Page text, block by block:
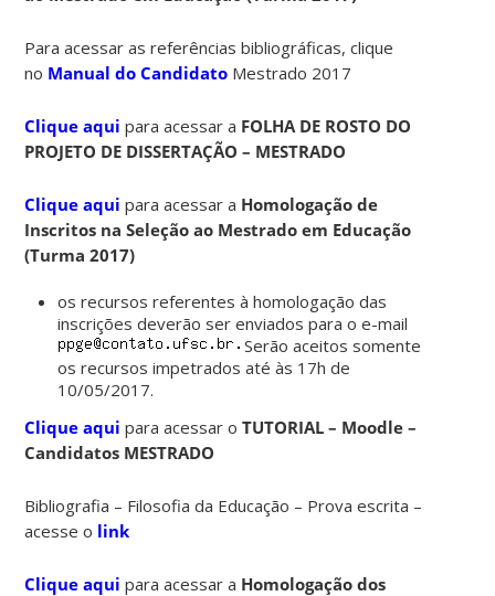
Para acessar as referências bibliográficas, clique
no Manual do Candidato Mestrado 2017
Clique aqui para acessar a FOLHA DE ROSTO DO
PROJETO DE DISSERTAÇÃO – MESTRADO
Clique aqui para acessar a Homologação de
Inscritos na Seleção ao Mestrado em Educação
(Turma 2017)
os recursos referentes à homologação das
inscrições deverão ser enviados para o e-mail
Serão aceitos somente
os recursos impetrados até às 17h de
10/05/2017.
Clique aqui para acessar oTUTORIAL – Moodle –
Candidatos MESTRADO
Bibliografia – Filosofia da Educação – Prova escrita –
acesse o link
Clique aqui para acessar a Homologação dos